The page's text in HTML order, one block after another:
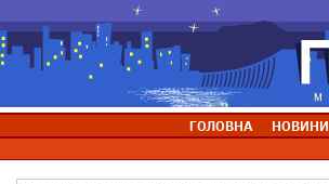
ГОЛОВНА НОВИНИ